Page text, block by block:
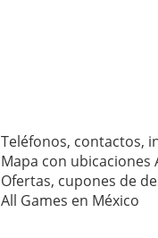
Teléfonos, contactos,
Mapa con ubicaciones
Ofertas, cupones de
All Games en México